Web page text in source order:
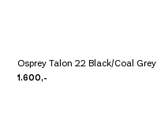
Osprey Talon 22 Black/Coal Grey
1.600,-